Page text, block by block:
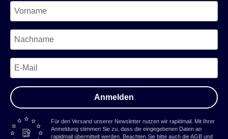
Anmelden
Für den Versand unserer Newsletter nutzen wir rapidmail. Mit Ihrer
Anmeldung stimmen Sie zu, dass die eingegebenen Daten an
rapidmail übermittelt werden. Beachten Sie bitte auch die AGB und